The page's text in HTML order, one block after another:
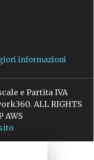
informazioni
e Partita IVA
ALL RIGHTS
AWS